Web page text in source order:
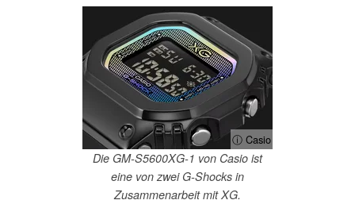
ⓘ Casio
Die GM-S5600XG-1 von Casio ist
eine von zwei G-Shocks in
Zusammenarbeit mit XG.